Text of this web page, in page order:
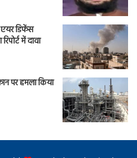
एयर डिफेंस
में दावा
पर हमला किया